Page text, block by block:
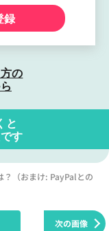
録
の
と
す
？（おまけ: PayPalとの
次の画像